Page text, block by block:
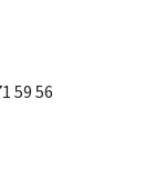
59 56